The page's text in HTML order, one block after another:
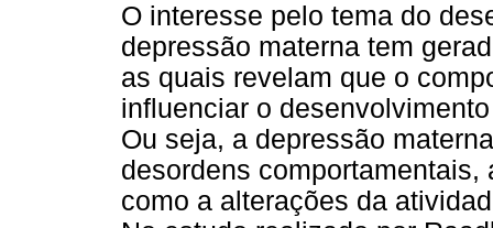
O interesse pelo tema do
depressão materna tem
as quais revelam que o
influenciar o
Ou seja, a depressão
desordens
como a alterações da